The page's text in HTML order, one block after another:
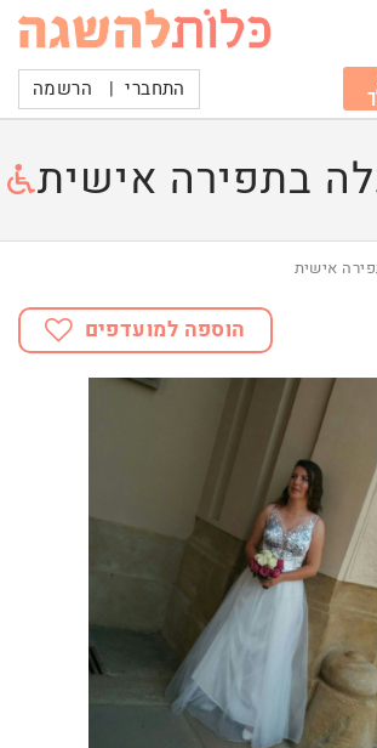
התחברי | הרשמה
בתפירה אישית
אישית
הוספה למועדפים